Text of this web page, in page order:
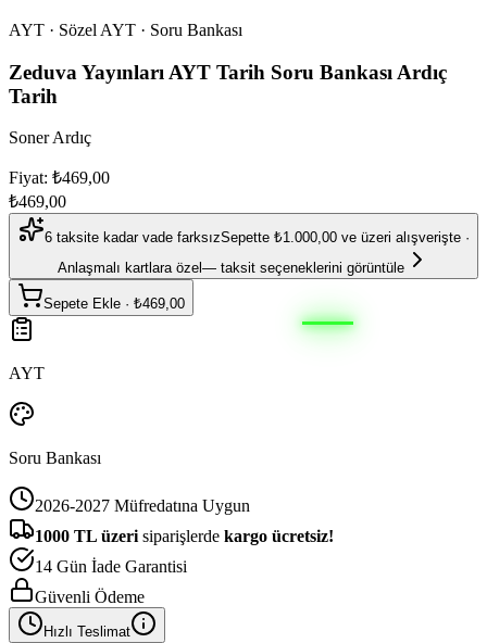
AYT · Sözel AYT · Soru Bankası
Zeduva Yayınları AYT Tarih Soru Bankası Ardıç
Tarih
Soner Ardıç
Fiyat: ₺469,00
₺469,00
6 taksite kadar vade farksızSepette ₺1.000,00 ve üzeri alışverişte ·
Anlaşmalı kartlara özel — taksit seçeneklerini görüntüle
Sepete Ekle · ₺469,00
AYT
Soru Bankası
2026-2027 Müfredatına Uygun
1000 TL üzerisiparişlerde kargo ücretsiz!
14 Gün İade Garantisi
Güvenli Ödeme
Hızlı Teslimat